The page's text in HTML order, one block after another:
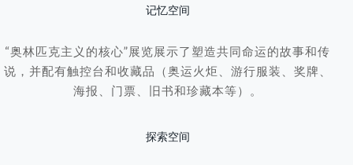
记忆空间
“奥林匹克主义的核心”展览展示了塑造共同命运的故事和传
说，并配有触控台和收藏品（奥运火炬、游行服装、奖牌、
海报、门票、旧书和珍藏本等）。
探索空间